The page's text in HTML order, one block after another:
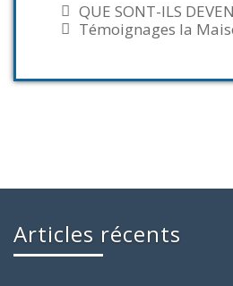
QUE SONT-ILS
Témoignages la
Articles récents